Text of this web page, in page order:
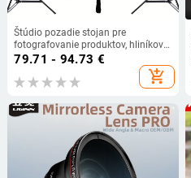
Štúdio pozadie stojan pre
fotografovanie produktov, hliníková
zliatina, 1,5 kg, značka Zomei.
79.71 - 94.73 €
add_shopping_cart